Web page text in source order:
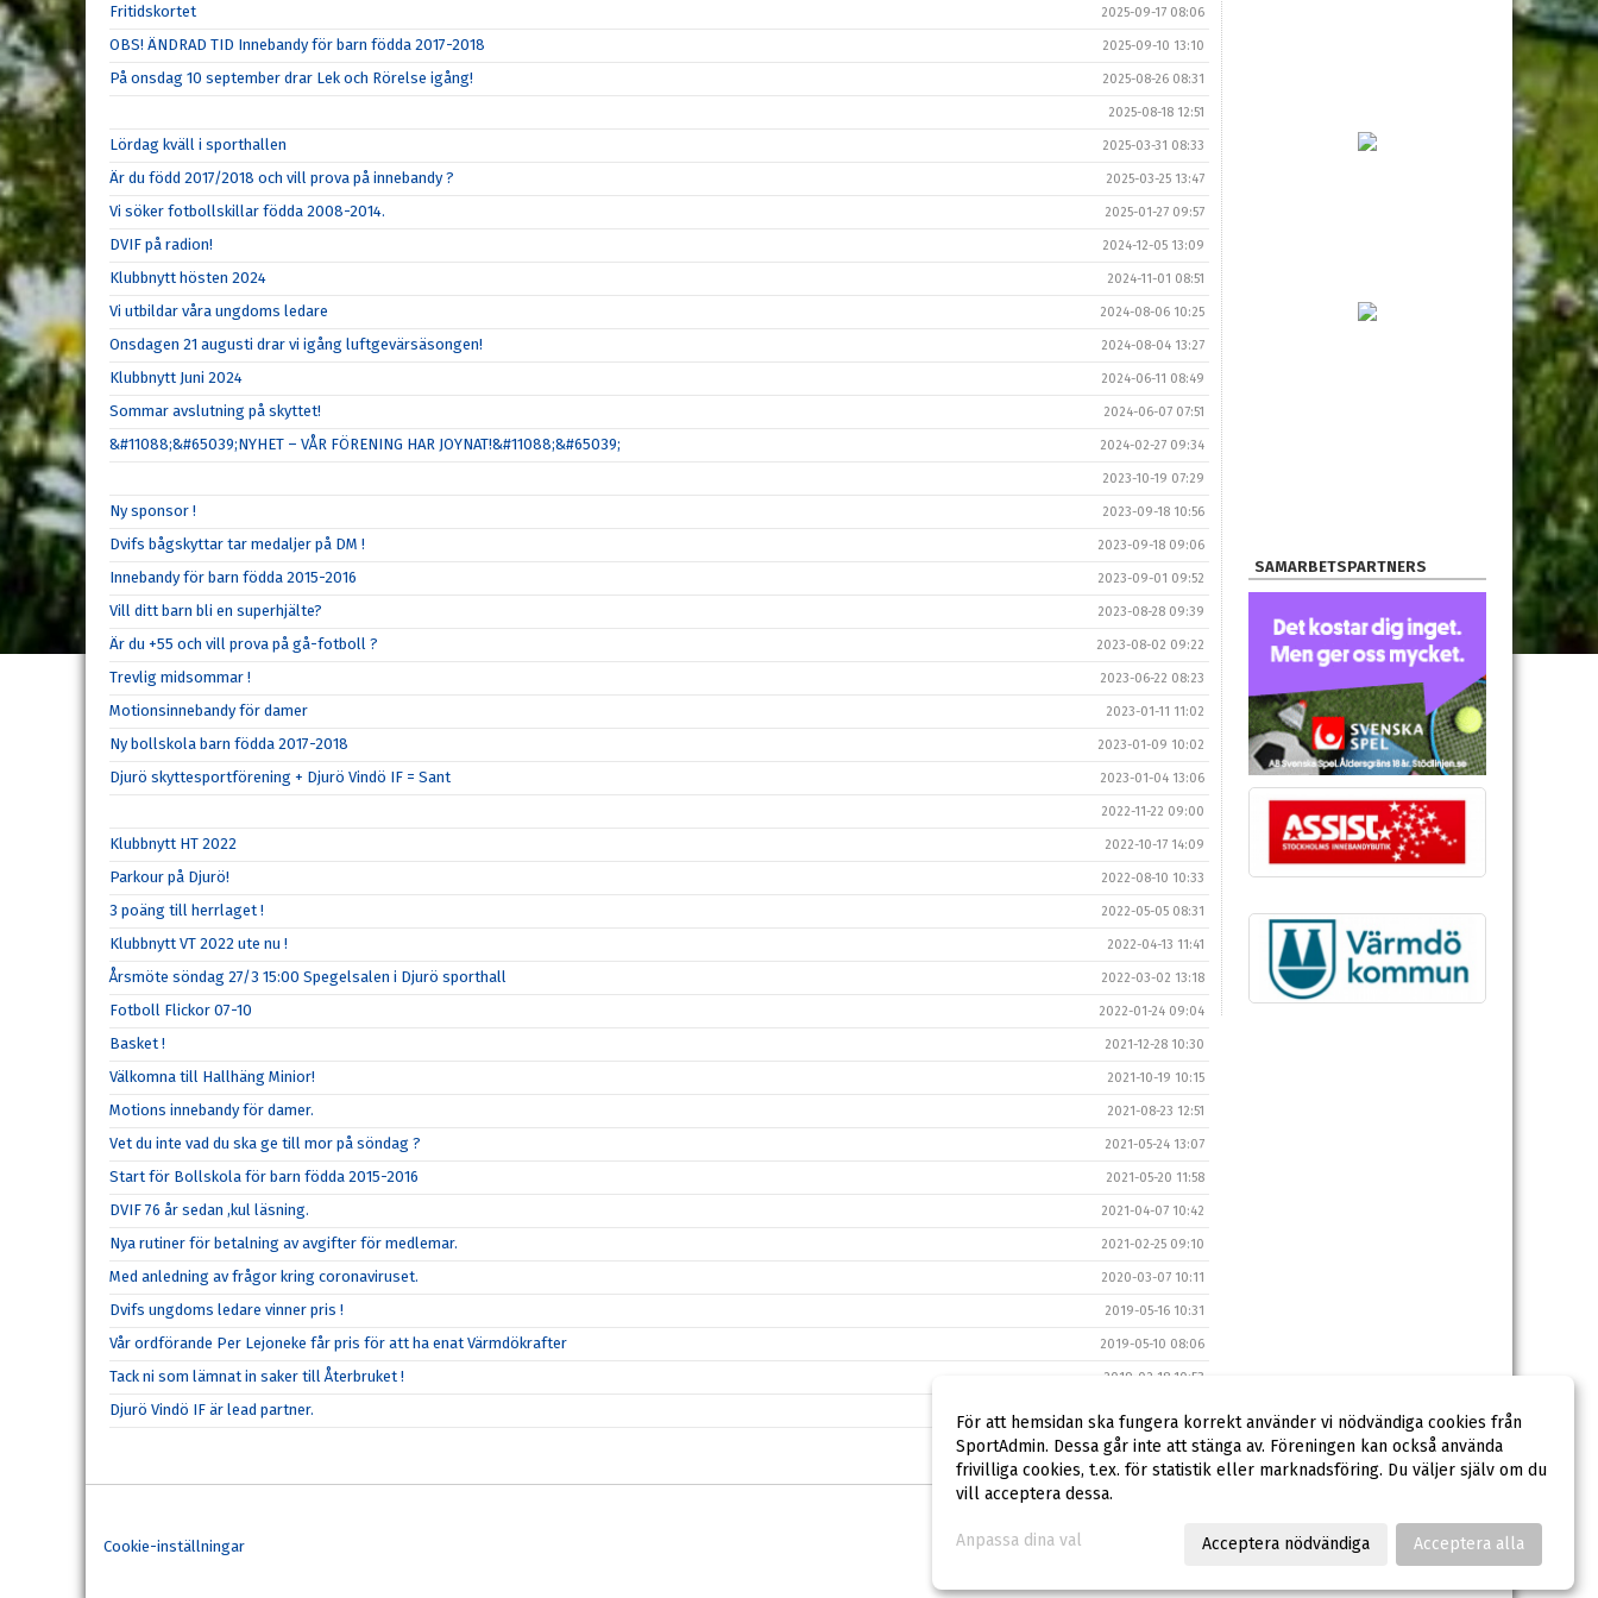
Fritidskortet 2025-09-17 08:06
OBS! ÄNDRAD TID Innebandy för barn födda 2017-2018 2025-09-10 13:10
På onsdag 10 september drar Lek och Rörelse igång! 2025-08-26 08:31
2025-08-18 12:51
Lördag kväll i sporthallen 2025-03-31 08:33
Är du född 2017/2018 och vill prova på innebandy ? 2025-03-25 13:47
Vi söker fotbollskillar födda 2008-2014. 2025-01-27 09:57
DVIF på radion! 2024-12-05 13:09
Klubbnytt hösten 2024 2024-11-01 08:51
Vi utbildar våra ungdoms ledare 2024-08-06 10:25
Onsdagen 21 augusti drar vi igång luftgevärsäsongen! 2024-08-04 13:27
Klubbnytt Juni 2024 2024-06-11 08:49
Sommar avslutning på skyttet! 2024-06-07 07:51
&#11088;&#65039;NYHET – VÅR FÖRENING HAR JOYNAT!&#11088;&#65039; 2024-02-27 09:34
2023-10-19 07:29
Ny sponsor ! 2023-09-18 10:56
Dvifs bågskyttar tar medaljer på DM ! 2023-09-18 09:06
Innebandy för barn födda 2015-2016 2023-09-01 09:52
Vill ditt barn bli en superhjälte? 2023-08-28 09:39
Är du +55 och vill prova på gå-fotboll ? 2023-08-02 09:22
Trevlig midsommar ! 2023-06-22 08:23
Motionsinnebandy för damer 2023-01-11 11:02
Ny bollskola barn födda 2017-2018 2023-01-09 10:02
Djurö skyttesportförening + Djurö Vindö IF = Sant 2023-01-04 13:06
2022-11-22 09:00
Klubbnytt HT 2022 2022-10-17 14:09
Parkour på Djurö! 2022-08-10 10:33
3 poäng till herrlaget ! 2022-05-05 08:31
Klubbnytt VT 2022 ute nu ! 2022-04-13 11:41
Årsmöte söndag 27/3 15:00 Spegelsalen i Djurö sporthall 2022-03-02 13:18
Fotboll Flickor 07-10 2022-01-24 09:04
Basket ! 2021-12-28 10:30
Välkomna till Hallhäng Minior! 2021-10-19 10:15
Motions innebandy för damer. 2021-08-23 12:51
Vet du inte vad du ska ge till mor på söndag ? 2021-05-24 13:07
Start för Bollskola för barn födda 2015-2016 2021-05-20 11:58
DVIF 76 år sedan ,kul läsning. 2021-04-07 10:42
Nya rutiner för betalning av avgifter för medlemar. 2021-02-25 09:10
Med anledning av frågor kring coronaviruset. 2020-03-07 10:11
Dvifs ungdoms ledare vinner pris ! 2019-05-16 10:31
Vår ordförande Per Lejoneke får pris för att ha enat Värmdökrafter 2019-05-10 08:06
Tack ni som lämnat in saker till Återbruket ! 2019-02-18 10:53
Djurö Vindö IF är lead partner. 2018-10-23 15:43
2017-12-21 10:26
SAMARBETSPARTNERS
Cookie-inställningar
För att hemsidan ska fungera korrekt använder vi nödvändiga cookies från
SportAdmin. Dessa går inte att stänga av. Föreningen kan också använda
frivilliga cookies, t.ex. för statistik eller marknadsföring. Du väljer själv om du
vill acceptera dessa.
Anpassa dina val Acceptera nödvändiga Acceptera alla